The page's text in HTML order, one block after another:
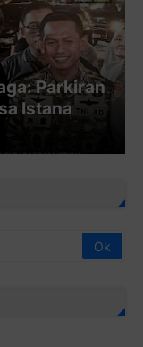
Parkiran
Istana